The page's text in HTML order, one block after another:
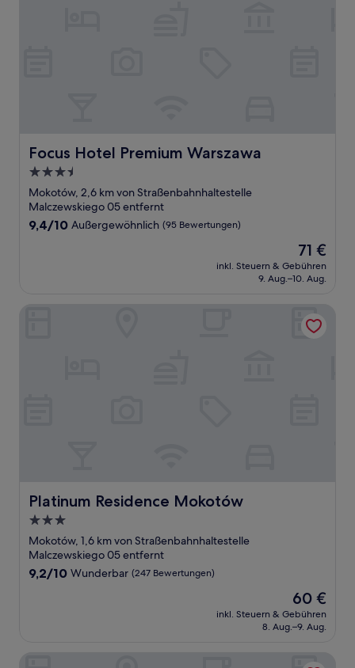
Focus Hotel Premium Warszawa
Focus Hotel Premium Warszawa
3.5-
Sterne-
Unterkunft
Mokotów, 2,6 km von Straßenbahnhaltestelle
Malczewskiego 05 entfernt
9.4
9,4/10 Außergewöhnlich (95 Bewertungen)
Der
Preis
beträgt
71 €
inkl. Steuern & Gebühren
9. Aug.–10. Aug.
Platinum Residence Mokotów
Platinum Residence Mokotów
3.0-
Sterne-
Unterkunft
Mokotów, 1,6 km von Straßenbahnhaltestelle
Malczewskiego 05 entfernt
9.2
9,2/10 Wunderbar (247 Bewertungen)
Der
Preis
beträgt
60 €
inkl. Steuern & Gebühren
8. Aug.–9. Aug.